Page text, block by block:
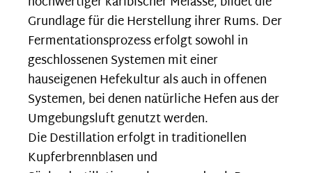
Grundlage für die Herstellung ihrer Rums. Der
Fermentationsprozess erfolgt sowohl in
geschlossenen Systemen mit einer
hauseigenen Hefekultur als auch in offenen
Systemen, bei denen natürliche Hefen aus der
Umgebungsluft genutzt werden.
Die Destillation erfolgt in traditionellen
Kupferbrennblasen und